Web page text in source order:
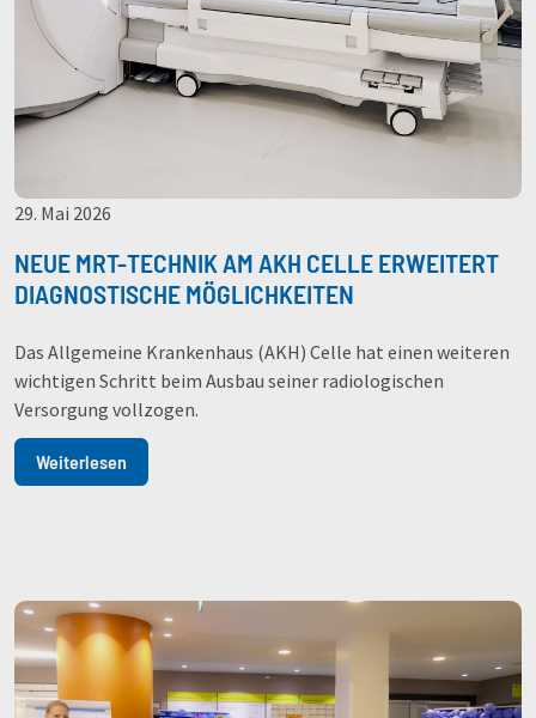
29. Mai 2026
NEUE MRT-TECHNIK AM AKH CELLE ERWEITERT
DIAGNOSTISCHE MÖGLICHKEITEN
Das Allgemeine Krankenhaus (AKH) Celle hat einen weiteren
wichtigen Schritt beim Ausbau seiner radiologischen
Versorgung vollzogen.
Weiterlesen